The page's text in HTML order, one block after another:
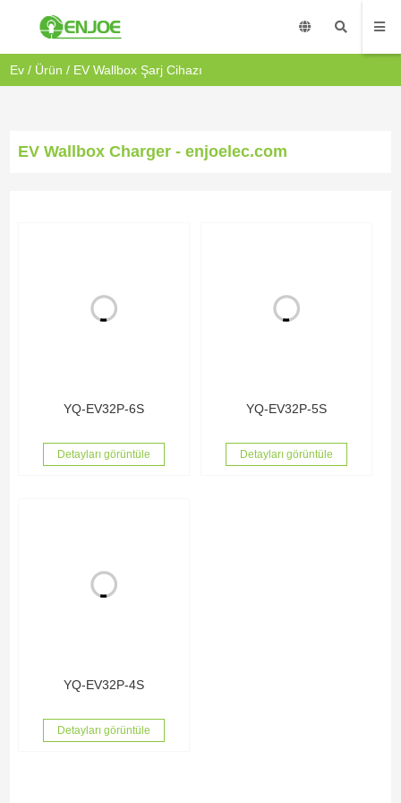
Ev / Ürün / EV Wallbox Şarj Cihazı
EV Wallbox Charger - enjoelec.com
YQ-EV32P-6S
Detayları görüntüle
YQ-EV32P-5S
Detayları görüntüle
YQ-EV32P-4S
Detayları görüntüle